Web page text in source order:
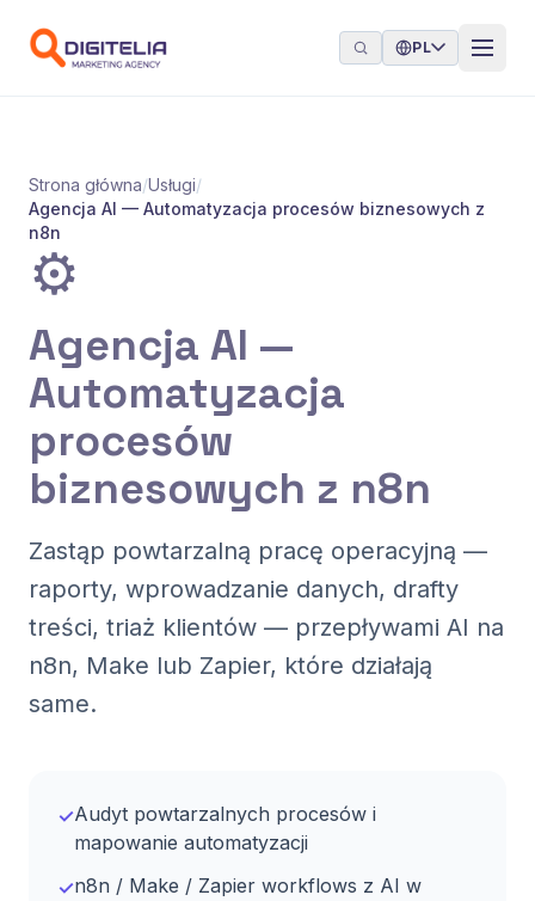
PL
Strona główna/Usługi/
Agencja AI — Automatyzacja procesów biznesowych z
n8n
⚙️
Agencja AI —
Automatyzacja
procesów
biznesowych z n8n
Zastąp powtarzalną pracę operacyjną —
raporty, wprowadzanie danych, drafty
treści, triaż klientów — przepływami AI na
n8n, Make lub Zapier, które działają
same.
✓Audyt powtarzalnych procesów i
mapowanie automatyzacji
✓n8n / Make / Zapier workflows z AI w